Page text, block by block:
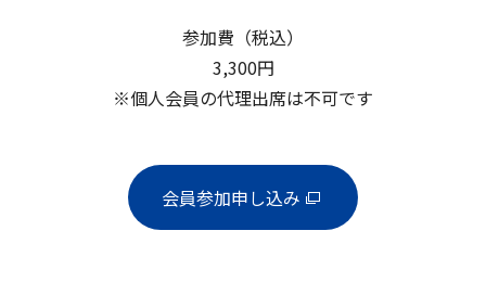
参加費（税込）
3,300円
※個人会員の代理出席は不可です
会員参加申し込み